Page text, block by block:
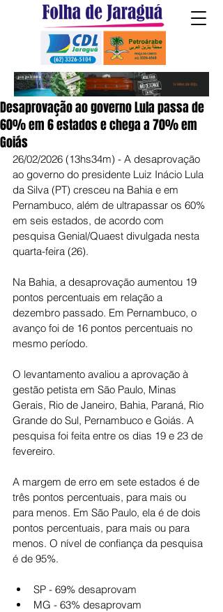
Desaprovação ao governo Lula passa de
60% em 6 estados e chega a 70% em
Goiás
26/02/2026 (13hs34m) - A desaprovação
ao governo do presidente Luiz Inácio Lula
da Silva (PT) cresceu na Bahia e em
Pernambuco, além de ultrapassar os 60%
em seis estados, de acordo com
pesquisa Genial/Quaest divulgada nesta
quarta-feira (26).
Na Bahia, a desaprovação aumentou 19
pontos percentuais em relação a
dezembro passado. Em Pernambuco, o
avanço foi de 16 pontos percentuais no
mesmo período.
O levantamento avaliou a aprovação à
gestão petista em São Paulo, Minas
Gerais, Rio de Janeiro, Bahia, Paraná, Rio
Grande do Sul, Pernambuco e Goiás. A
pesquisa foi feita entre os dias 19 e 23 de
fevereiro.
A margem de erro em sete estados é de
três pontos percentuais, para mais ou
para menos. Em São Paulo, ela é de dois
pontos percentuais, para mais ou para
menos. O nível de confiança da pesquisa
é de 95%.
﻿﻿SP - 69% desaprovam
﻿﻿MG - 63% desaprovam